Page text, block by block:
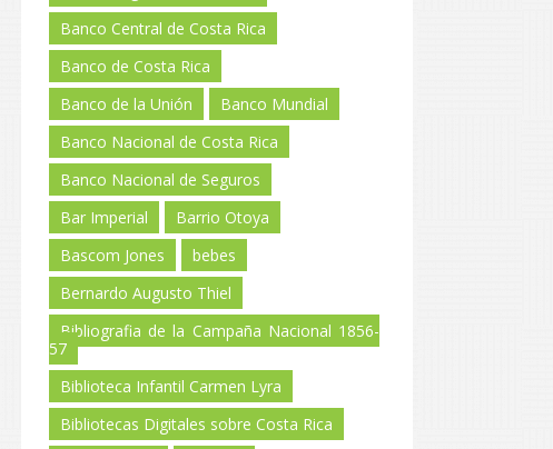
Banco Central de Costa Rica
Banco de Costa Rica
Banco de la Unión
Banco Mundial
Banco Nacional de Costa Rica
Banco Nacional de Seguros
Bar Imperial
Barrio Otoya
Bascom Jones
bebes
Bernardo Augusto Thiel
Bibliografia de la Campaña Nacional 1856-
57
Biblioteca Infantil Carmen Lyra
Bibliotecas Digitales sobre Costa Rica